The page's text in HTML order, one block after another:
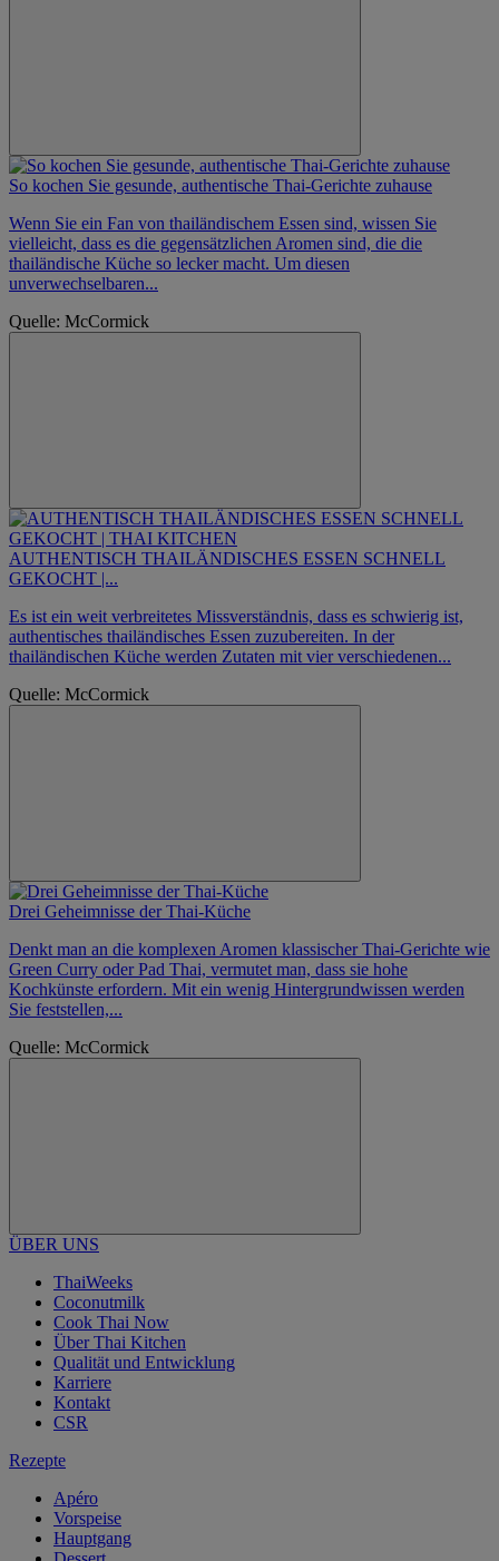
So kochen Sie gesunde, authentische Thai-Gerichte zuhause
Wenn Sie ein Fan von thailändischem Essen sind, wissen Sie
vielleicht, dass es die gegensätzlichen Aromen sind, die die
thailändische Küche so lecker macht. Um diesen
unverwechselbaren...
Quelle: McCormick
AUTHENTISCH THAILÄNDISCHES ESSEN SCHNELL
GEKOCHT |...
Es ist ein weit verbreitetes Missverständnis, dass es schwierig ist,
authentisches thailändisches Essen zuzubereiten. In der
thailändischen Küche werden Zutaten mit vier verschiedenen...
Quelle: McCormick
Drei Geheimnisse der Thai-Küche
Denkt man an die komplexen Aromen klassischer Thai-Gerichte wie
Green Curry oder Pad Thai, vermutet man, dass sie hohe
Kochkünste erfordern. Mit ein wenig Hintergrundwissen werden
Sie feststellen,...
Quelle: McCormick
ÜBER UNS
ThaiWeeks
Coconutmilk
Cook Thai Now
Über Thai Kitchen
Qualität und Entwicklung
Karriere
Kontakt
CSR
Rezepte
Apéro
Vorspeise
Hauptgang